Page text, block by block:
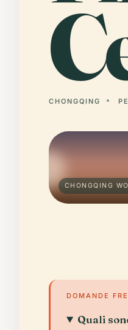
CHONGQING
CHONGQING
DOMANDE
Quali